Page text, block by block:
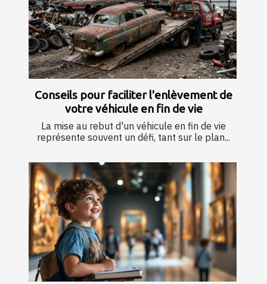
Conseils pour faciliter l'enlèvement de
votre véhicule en fin de vie
La mise au rebut d'un véhicule en fin de vie
représente souvent un défi, tant sur le plan...